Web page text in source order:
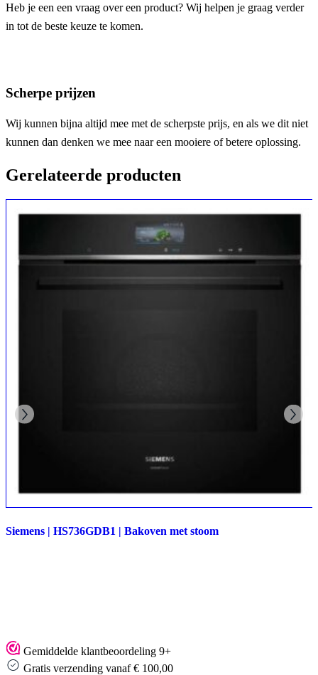
Heb je een een vraag over een product? Wij helpen je graag verder
in tot de beste keuze te komen.
Scherpe prijzen
Wij kunnen bijna altijd mee met de scherpste prijs, en als we dit niet
kunnen dan denken we mee naar een mooiere of betere oplossing.
Gerelateerde producten
Siemens | HS736GDB1 | Bakoven met stoom
Gemiddelde klantbeoordeling 9+
Gratis verzending vanaf € 100,00